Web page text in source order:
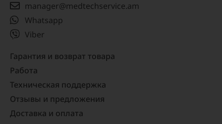
manager@medtechservice.am
Whatsapp
Viber
Гарантия и возврат товара
Работа
Техническая поддержка
Отзывы и предложения
Доставка и оплата